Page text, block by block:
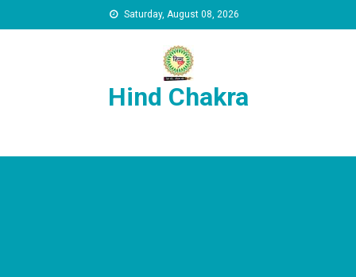
Saturday, August 08, 2026
Hind Chakra